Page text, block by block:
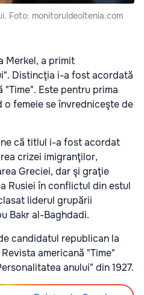
Foto: monitoruldeoltenia.com
Merkel, a primit
Distincţia i-a fost acordată
Este pentru prima
o femeie se învredniceşte de
că titlul i-a fost acordat
crizei imigranţilor,
Greciei, dar şi graţie
Rusiei în conflictul din estul
liderul grupării
Bakr al-Baghdadi.
candidatul republican la
americană "Time"
anului" din 1927.